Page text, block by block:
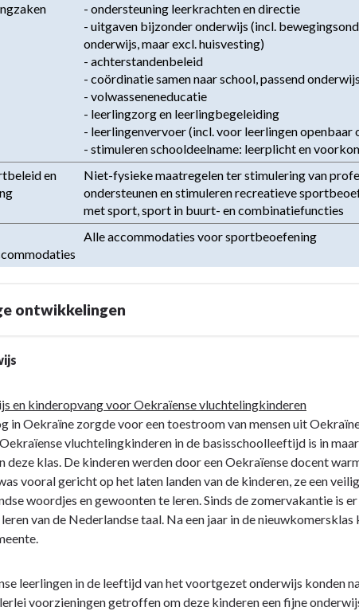
- ondersteuning leerkrachten en directie
- uitgaven bijzonder onderwijs (incl.
onderwijs, maar excl. huisvesting)
- achterstandenbeleid
- coördinatie samen naar school, passend onderwijs
- volwasseneneducatie
- leerlingzorg en leerlingbegeleiding
- leerlingenvervoer (incl. voor leerlingen openbaar
- stimuleren schooldeelname: leerplicht en
en
Niet-fysieke maatregelen ter stimulering van
ondersteunen en stimuleren recreatieve
met sport, sport in buurt- en combinatiefuncties
Alle accommodaties voor sportbeoefening
ontwikkelingen
en kinderopvang voor Oekraïense vluchtelingkinderen
in Oekraïne zorgde voor een toestroom van mensen uit
vluchtelingkinderen in de basisschoolleeftijd is in
deze klas. De kinderen werden door een Oekraïense docent
vooral gericht op het laten landen van de kinderen, ze een
woordjes en gewoonten te leren. Sinds de zomervakantie is
van de Nederlandse taal. Na een jaar in de
leerlingen in de leeftijd van het voortgezet onderwijs konden
voorzieningen getroffen om deze kinderen een fijne